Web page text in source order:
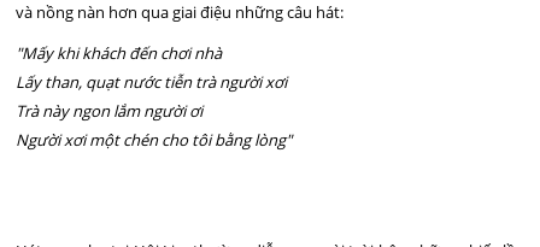
và nồng nàn hơn qua giai điệu những câu hát:
"Mấy khi khách đến chơi nhà
Lấy than, quạt nước tiễn trà người xơi
Trà này ngon lắm người ơi
Người xơi một chén cho tôi bằng lòng"